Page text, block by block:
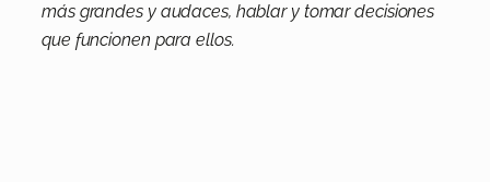
más grandes y audaces, hablar y tomar decisiones
que funcionen para ellos.